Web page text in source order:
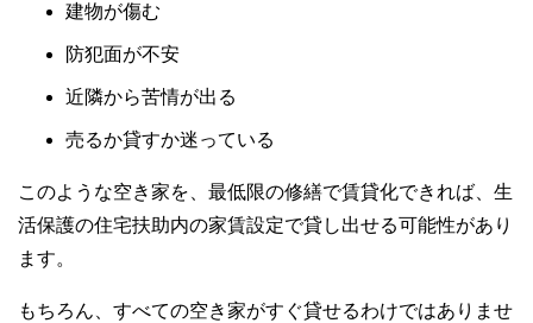
建物が傷む
防犯面が不安
近隣から苦情が出る
売るか貸すか迷っている
このような空き家を、最低限の修繕で賃貸化できれば、生
活保護の住宅扶助内の家賃設定で貸し出せる可能性があり
ます。
もちろん、すべての空き家がすぐ貸せるわけではありませ